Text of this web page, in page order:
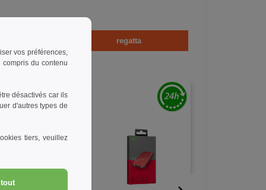
regatta
vos préférences,
du contenu
désactivés car ils
d'autres types de
tiers, veuillez